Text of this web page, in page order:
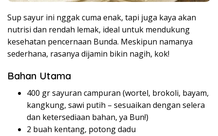
Sup sayur ini nggak cuma enak, tapi juga kaya akan
nutrisi dan rendah lemak, ideal untuk mendukung
kesehatan pencernaan Bunda. Meskipun namanya
sederhana, rasanya dijamin bikin nagih, kok!
Bahan Utama
400 gr sayuran campuran (wortel, brokoli, bayam,
kangkung, sawi putih – sesuaikan dengan selera
dan ketersediaan bahan, ya Bun!)
2 buah kentang, potong dadu